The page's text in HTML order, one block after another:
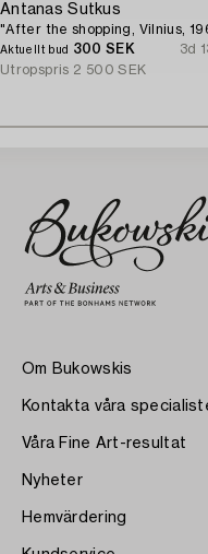
Antanas Sutkus
"After the shopping, Vilnius,
Aktuellt bud 300 SEK
3d
Utropspris 2 500 SEK
Om Bukowskis
Kontakta våra
Våra Fine Art-resultat
Nyheter
Hemvärdering